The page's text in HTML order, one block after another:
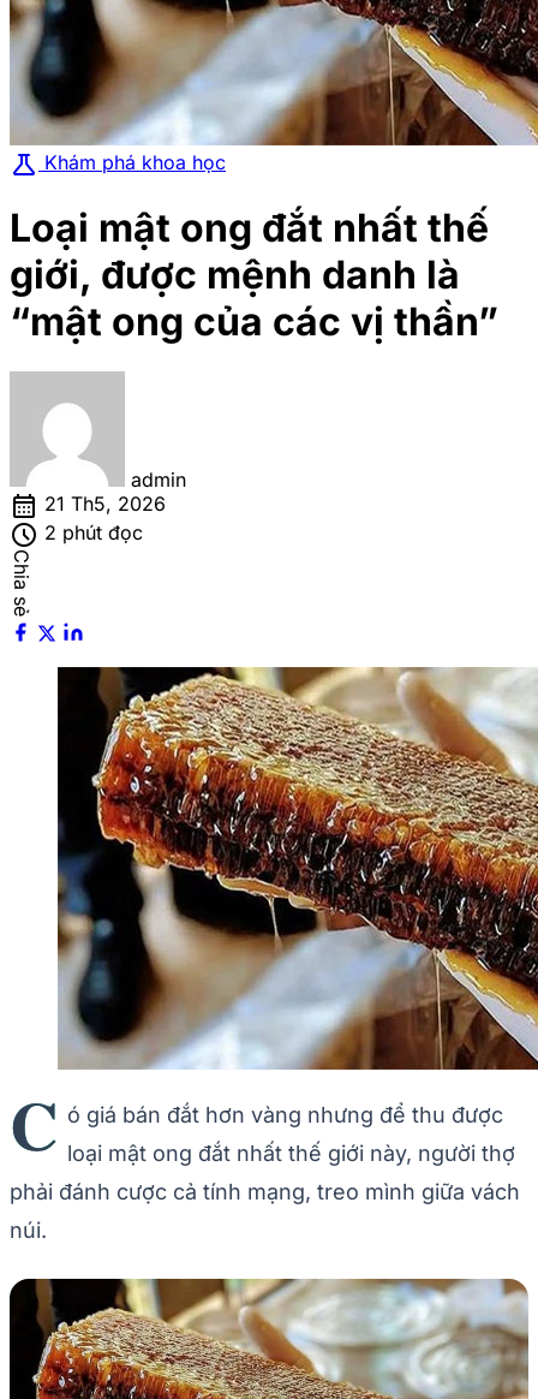
science Khám phá khoa học
Loại mật ong đắt nhất thế
giới, được mệnh danh là
“mật ong của các vị thần”
admin
calendar_month 21 Th5, 2026
schedule 2 phút đọc
Chia sẻ
C ó giá bán đắt hơn vàng nhưng để thu được
loại mật ong đắt nhất thế giới này, người thợ
phải đánh cược cả tính mạng, treo mình giữa vách
núi.